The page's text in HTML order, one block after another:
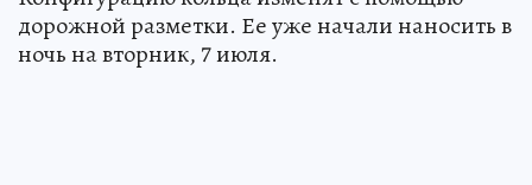
дорожной разметки. Ее уже начали наносить в
ночь на вторник, 7 июля.